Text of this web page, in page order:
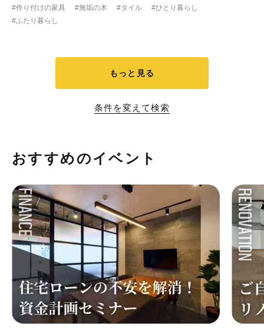
#作り付けの家具
#無垢の木 #タイル
#ひとり暮らし
#ふたり暮らし
もっと見る
条件を変えて検索
おすすめのイベント